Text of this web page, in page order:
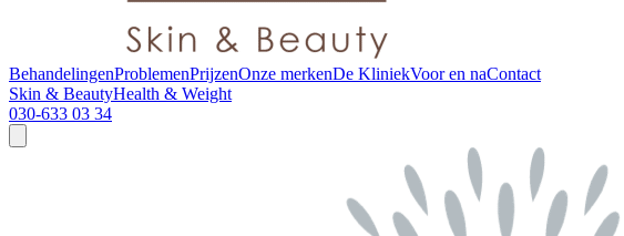
BehandelingenProblemenPrijzenOnze merkenDe KliniekVoor en naContact
Skin & BeautyHealth & Weight
030-633 03 34